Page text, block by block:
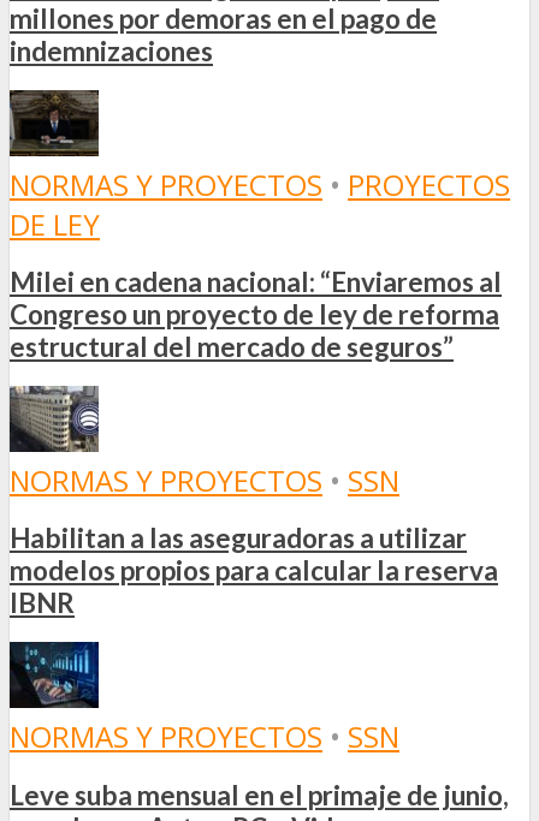
millones por demoras en el pago de
indemnizaciones
NORMAS Y PROYECTOS • PROYECTOS
DE LEY
Milei en cadena nacional: “Enviaremos al
Congreso un proyecto de ley de reforma
estructural del mercado de seguros”
NORMAS Y PROYECTOS • SSN
Habilitan a las aseguradoras a utilizar
modelos propios para calcular la reserva
IBNR
NORMAS Y PROYECTOS • SSN
Leve suba mensual en el primaje de junio,